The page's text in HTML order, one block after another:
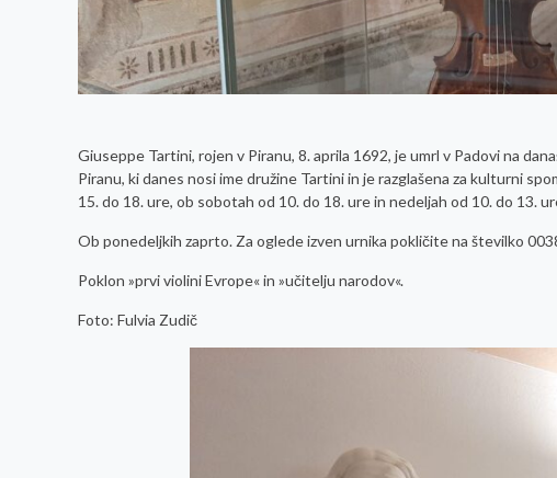
Giuseppe Tartini, rojen v Piranu, 8. aprila 1692, je umrl v Padovi na
Piranu, ki danes nosi ime družine Tartini in je razglašena za kulturni
15. do 18. ure, ob sobotah od 10. do 18. ure in nedeljah od 10. do 13.
Ob ponedeljkih zaprto. Za oglede izven urnika pokličite na številko
Poklon »prvi violini Evrope« in »učitelju narodov«.
Foto: Fulvia Zudič